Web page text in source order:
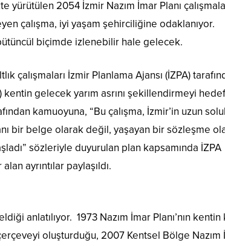
2054 İzmir Nazım İmar Planı
çalışma, iyi yaşam şehirciliğine odaklanıyor.
biçimde izlenebilir hale gelecek.
çalışmaları İzmir Planlama Ajansı (İZPA)
gelecek yarım asrını şekillendirmeyi
kamuoyuna, “Bu çalışma, İzmir’in uzun
bir belge olarak değil, yaşayan bir sözleşme
sözleriyle duyurulan plan kapsamında İZPA
ayrıntılar paylaşıldı.
anlatılıyor. 1973 Nazım İmar Planı’nın kentin
oluşturduğu, 2007 Kentsel Bölge Nazım